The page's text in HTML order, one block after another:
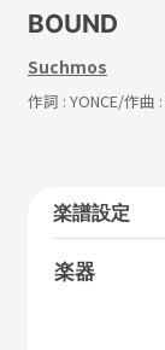
BOUND
Suchmos
作詞 : YONCE/作曲 :
楽譜設定
楽器